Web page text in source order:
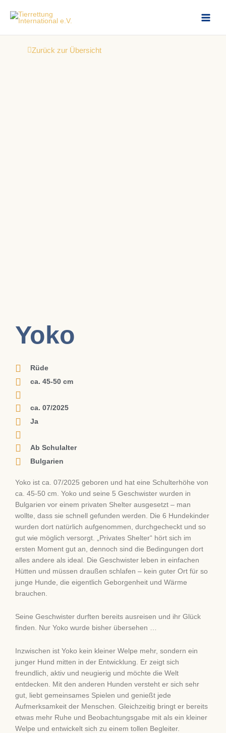
Inhalt
Zurück zur Übersicht
Yoko
Rüde
ca. 45-50 cm
ca. 07/2025
Ja
Ab Schulalter
Bulgarien
Yoko ist ca. 07/2025 geboren und hat eine Schulterhöhe von
ca. 45-50 cm. Yoko und seine 5 Geschwister wurden in
Bulgarien vor einem privaten Shelter ausgesetzt – man
wollte, dass sie schnell gefunden werden. Die 6 Hundekinder
wurden dort natürlich aufgenommen, durchgecheckt und so
gut wie möglich versorgt. „Privates Shelter“ hört sich im
ersten Moment gut an, dennoch sind die Bedingungen dort
alles andere als ideal. Die Geschwister leben in einfachen
Hütten und müssen draußen schlafen – kein guter Ort für so
junge Hunde, die eigentlich Geborgenheit und Wärme
brauchen.
Seine Geschwister durften bereits ausreisen und ihr Glück
finden. Nur Yoko wurde bisher übersehen …
Inzwischen ist Yoko kein kleiner Welpe mehr, sondern ein
junger Hund mitten in der Entwicklung. Er zeigt sich
freundlich, aktiv und neugierig und möchte die Welt
entdecken. Mit den anderen Hunden versteht er sich sehr
gut, liebt gemeinsames Spielen und genießt jede
Aufmerksamkeit der Menschen. Gleichzeitig bringt er bereits
etwas mehr Ruhe und Beobachtungsgabe mit als ein kleiner
Welpe und entwickelt sich zu einem tollen Begleiter.